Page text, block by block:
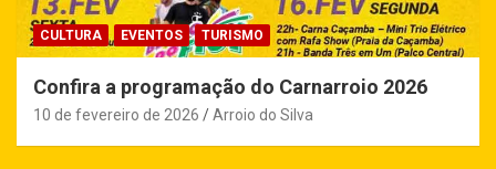
CULTURA EVENTOS TURISMO
Confira a programação do Carnarroio 2026
10 de fevereiro de 2026 Arroio do Silva